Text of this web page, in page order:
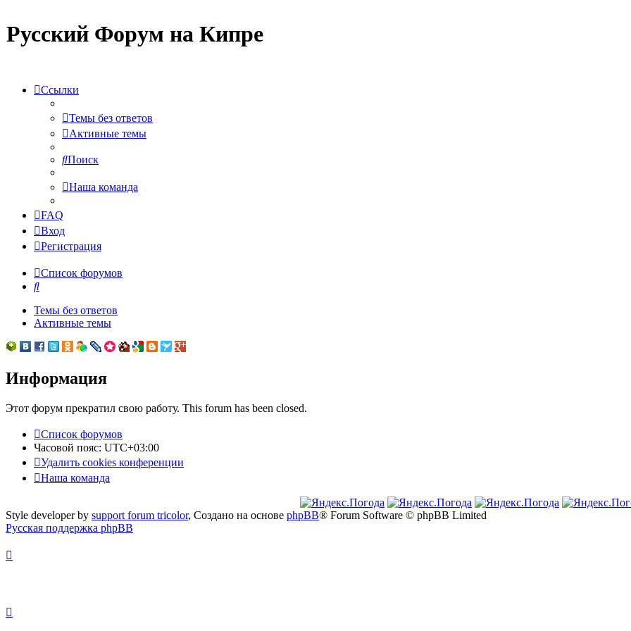
Русский Форум на Кипре
Ссылки
Темы без ответов
Активные темы
Поиск
Наша команда
FAQ
Вход
Регистрация
Список форумов
Поиск
Темы без ответов
Активные темы
Информация
Этот форум прекратил свою работу. This forum has been closed.
Список форумов
Часовой пояс: UTC+03:00
Удалить cookies конференции
Наша команда
Style developer by support forum tricolor, Создано на основе phpBB® Forum Software © phpBB Limited
Русская поддержка phpBB